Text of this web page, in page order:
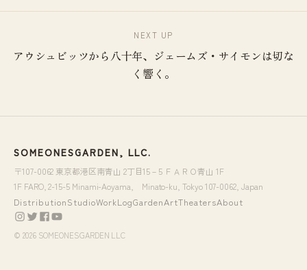
NEXT UP
アウシュビッツから八十年、ジェームズ・サイモンは切な
く響く。
SOMEONESGARDEN, LLC.
〒107-0062 東京都港区南青山 2丁目15－5 ＦＡＲＯ青山 1F
1F FARO, 2-15-5 Minami-Aoyama, Minato-ku, Tokyo 107-0062, Japan
DistributionStudioWorkLogGardenArtTheatersAbout
© 2026 SOMEONESGARDEN LLC